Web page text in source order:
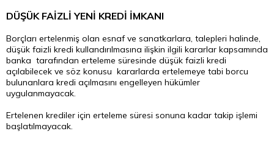
DÜŞÜK FAİZLİ YENİ KREDİ İMKANI
Borçları ertelenmiş olan esnaf ve sanatkarlara, talepleri halinde,
düşük faizli kredi kullandırılmasına ilişkin ilgili kararlar kapsamında
banka tarafından erteleme süresinde düşük faizli kredi
açılabilecek ve söz konusu kararlarda ertelemeye tabi borcu
bulunanlara kredi açılmasını engelleyen hükümler
uygulanmayacak.
Ertelenen krediler için erteleme süresi sonuna kadar takip işlemi
başlatılmayacak.